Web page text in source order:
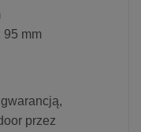
95 mm
przez